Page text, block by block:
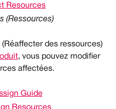
(Ressources)
des ressources)
, vous pouvez modifier
affectées.